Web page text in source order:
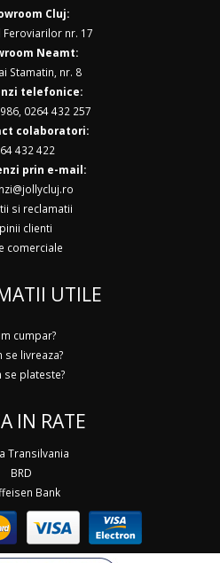
Cluj:
Feroviarilor nr. 17
Neamt:
Stamatin, nr. 8
telefonice:
0264 432 257
colaboratori:
432 422
prin e-mail:
si reclamatii
clienti
comerciale
UTILE
cumpar?
se livreaza?
se plateste?
IN RATE
Transilvania
BRD
Bank